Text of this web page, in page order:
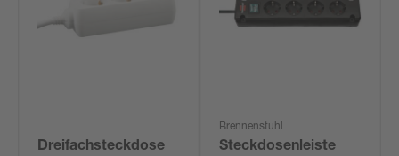
Dreifachsteckdose
Brennenstuhl
Steckdosenleiste